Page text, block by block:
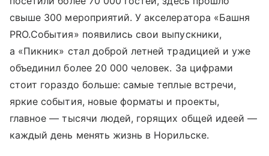
свыше 300 мероприятий. У акселератора «Башня
PRO.События» появились свои выпускники,
а «Пикник» стал доброй летней традицией и уже
объединил более 20 000 человек. За цифрами
стоит гораздо больше: самые теплые встречи,
яркие события, новые форматы и проекты,
главное — тысячи людей, горящих общей идеей —
каждый день менять жизнь в Норильске.